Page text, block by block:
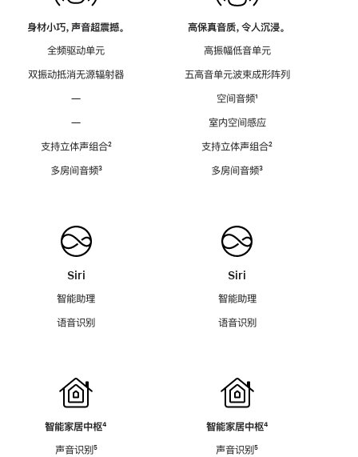
身材小巧，声音超震撼。
全频驱动单元
双振动抵消无源辐射器
—
—
支持立体声组合脚
²
多房间音频脚
³
Siri
智能助理
语音识别
智能家居中枢脚
⁴
声音识别脚
⁵
高保真音质，令人沉浸。
高振幅低音单元
五高音单元波束成形阵列
空间音频脚
¹
室内空间感应
支持立体声组合脚
²
多房间音频脚
³
Siri
智能助理
语音识别
智能家居中枢脚
⁴
声音识别脚
⁵